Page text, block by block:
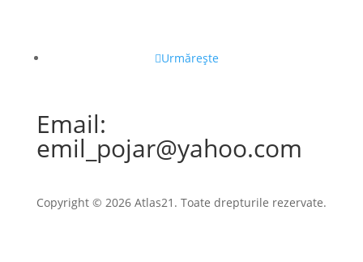
Urmărește
Email:
emil_pojar@yahoo.com
Copyright © 2026 Atlas21. Toate drepturile rezervate.